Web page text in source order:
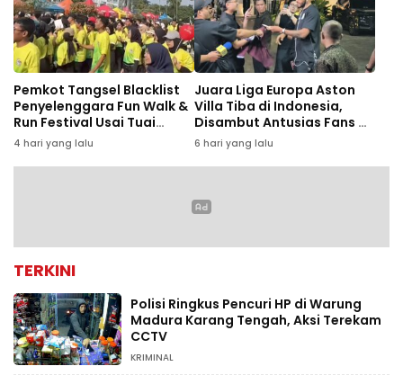
Pemkot Tangsel Blacklist
Penyelenggara Fun Walk &
Run Festival Usai Tuai
Keluhan Peserta
4 hari yang lalu
Juara Liga Europa Aston
Villa Tiba di Indonesia,
Disambut Antusias Fans di
Bandara Soekarno-Hatta
6 hari yang lalu
TERKINI
Polisi Ringkus Pencuri HP di Warung
Madura Karang Tengah, Aksi Terekam
CCTV
KRIMINAL